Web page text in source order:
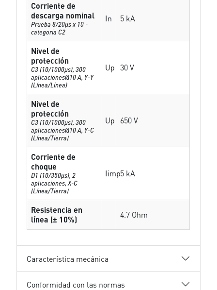
Corriente de
descarga nominal
Prueba 8/20µs x 10 -
categoria C2
In 5 kA
Nivel de
protección
C3 (10/1000μs), 300
aplicaciones@10 A, Y-Y
(Línea/Línea)
Up 30 V
Nivel de
protección
C3 (10/1000μs), 300
aplicaciones@10 A, Y-C
(Línea/Tierra)
Up 650 V
Corriente de
choque
D1 (10/350μs), 2
aplicaciones, X-C
(Línea/Tierra)
Iimp5 kA
Resistencia en
línea (± 10%)
4.7 Ohm
Característica mecánica
Conformidad con las normas